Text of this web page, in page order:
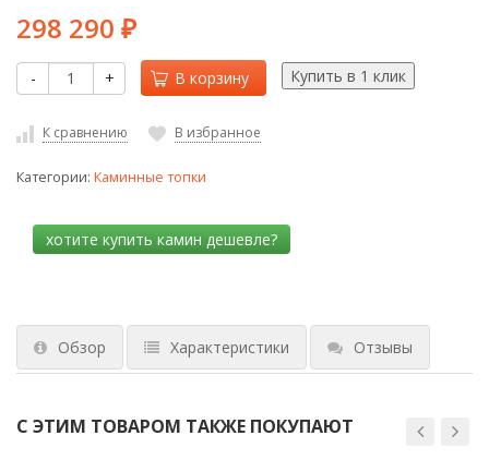
298 290 ₽
- + В корзину
К сравнению В избранное
Категории: Каминные топки
Обзор Характеристики Отзывы
С ЭТИМ ТОВАРОМ ТАКЖЕ ПОКУПАЮТ